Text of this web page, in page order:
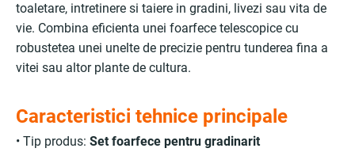
toaletare, intretinere si taiere in gradini, livezi sau vita de
vie. Combina eficienta unei foarfece telescopice cu
robustetea unei unelte de precizie pentru tunderea fina a
vitei sau altor plante de cultura.
Caracteristici tehnice principale
• Tip produs: Set foarfece pentru gradinarit